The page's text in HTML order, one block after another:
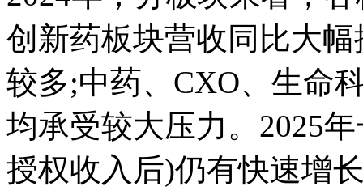
创新药板块营收同比大
较多;中药、CXO、生命
均承受较大压力。2025
授权收入后)仍有快速增